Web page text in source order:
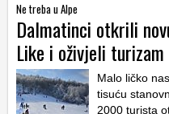
Ne treba u Alpe
Dalmatinci otkrili
Like i oživjeli turizam
Malo ličko
tisuću
2000 turista